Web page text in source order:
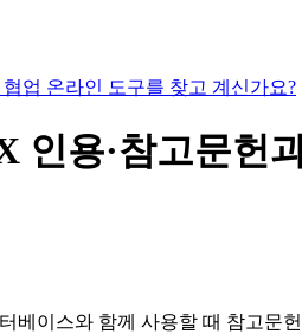
업 온라인 도구를 찾고 계신가요?
인용·참고문헌
베이스와 함께 사용할 때 참고문